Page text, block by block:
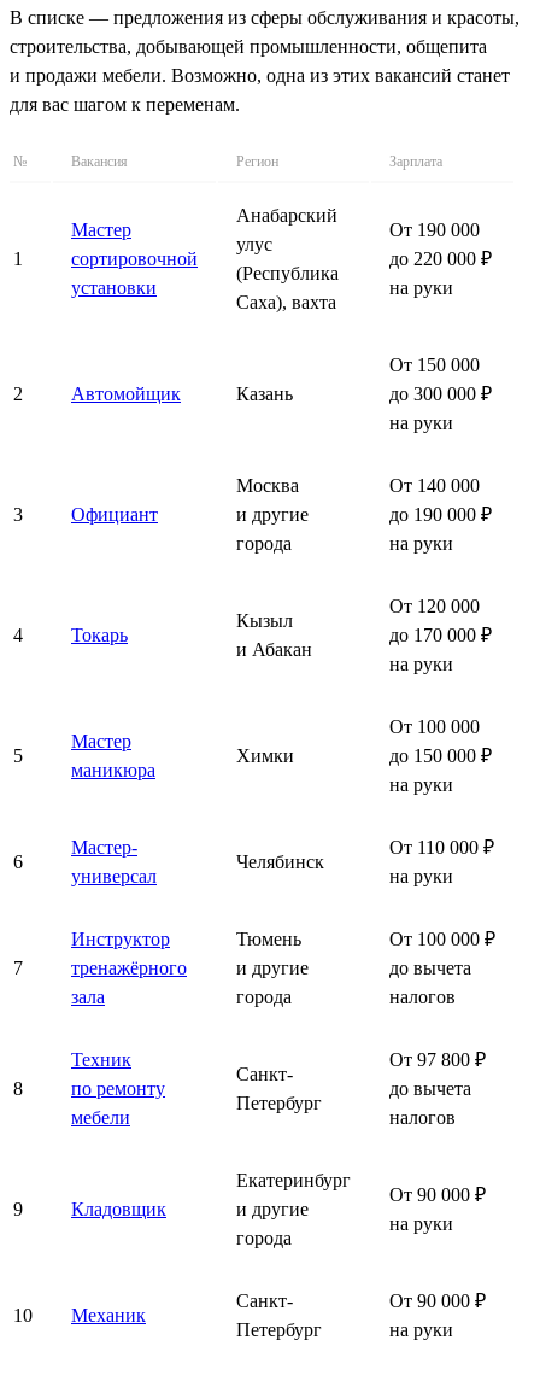
В списке — предложения из сферы обслуживания и красоты,
строительства, добывающей промышленности, общепита
и продажи мебели. Возможно, одна из этих вакансий станет
для вас шагом к переменам.
№ Вакансия Регион Зарплата
1
Мастер
сортировочной
установки
Анабарский
улус
(Республика
Саха), вахта
От 190 000
до 220 000 ₽
на руки
2 Автомойщик Казань
От 150 000
до 300 000 ₽
на руки
3 Официант
Москва
и другие
города
От 140 000
до 190 000 ₽
на руки
4 Токарь
Кызыл
и Абакан
От 120 000
до 170 000 ₽
на руки
5
Мастер
маникюра
Химки
От 100 000
до 150 000 ₽
на руки
6
Мастер-
универсал
Челябинск
От 110 000 ₽
на руки
7
Инструктор
тренажёрного
зала
Тюмень
и другие
города
От 100 000 ₽
до вычета
налогов
8
Техник
по ремонту
мебели
Санкт-
Петербург
От 97 800 ₽
до вычета
налогов
9 Кладовщик
Екатеринбург
и другие
города
От 90 000 ₽
на руки
10 Механик
Санкт-
Петербург
От 90 000 ₽
на руки